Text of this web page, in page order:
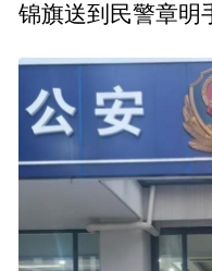
锦旗送到民警章明